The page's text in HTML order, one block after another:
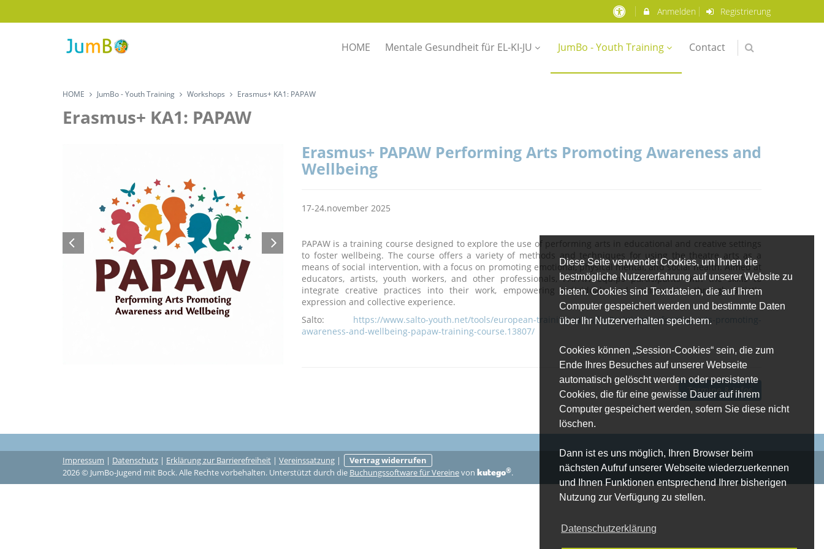
Diese Seite verwendet Cookies, um Ihnen die
bestmögliche Nutzererfahrung auf unserer Website zu
bieten. Cookies sind Textdateien, die auf Ihrem
Computer gespeichert werden und bestimmte Daten
über Ihr Nutzerverhalten speichern.
Cookies können „Session-Cookies“ sein, die zum
Ende Ihres Besuches auf unserer Webseite
automatisch gelöscht werden oder persistente
Cookies, die für eine gewisse Dauer auf ihrem
Computer gespeichert werden, sofern Sie diese nicht
löschen.
Dann ist es uns möglich, Ihren Browser beim
nächsten Aufruf unserer Webseite wiederzuerkennen
und Ihnen Funktionen entsprechend Ihrer bisherigen
Nutzung zur Verfügung zu stellen.
Datenschutzerklärung
Anmelden Registrierung
HOME Mentale Gesundheit für EL-KI-JU JumBo - Youth Training Contact
HOME JumBo - Youth Training Workshops Erasmus+ KA1: PAPAW
Erasmus+ KA1: PAPAW
Erasmus+ PAPAW Performing Arts Promoting Awareness and
Wellbeing
17-24.november 2025
PAPAW is a training course designed to explore the use of performing arts in educational and creative settings
to foster wellbeing. The course offers a variety of methods and techniques for using the theatre arts as a
means of social intervention, with a focus on promoting emotional, physical mental, and social health. Aimed at
educators, artists, youth workers, and other professionals, PAPAW equips participants with the skills to
integrate creative practices into their work, empowering individuals and communities through artistic
expression and collective experience.
Salto: https://www.salto-youth.net/tools/european-training-calendar/training/performing-arts-promoting-
awareness-and-wellbeing-papaw-training-course.13807/
Termine & Infos
Impressum | Datenschutz | Erklärung zur Barrierefreiheit | Vereinssatzung |
Vertrag widerrufen
2026 © JumBo-Jugend mit Bock. Alle Rechte vorbehalten. Unterstützt durch die Buchungssoftware für Vereinevon kutego®.